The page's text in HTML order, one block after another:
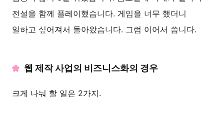
전설을 함께 플레이했습니다. 게임을 너무 했더니
일하고 싶어져서 돌아왔습니다. 그럼 이어서 씁니다.
웹 제작 사업의 비즈니스화의 경우
크게 나눠 할 일은 2가지.